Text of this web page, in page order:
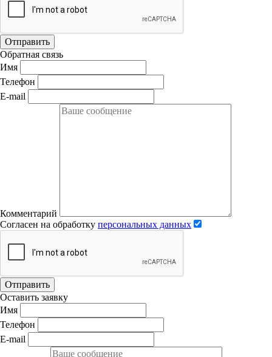
Отправить
Обратная связь
Имя
Телефон
E-mail
Комментарий
Согласен на обработку персональных данных
Отправить
Оставить заявку
Имя
Телефон
E-mail